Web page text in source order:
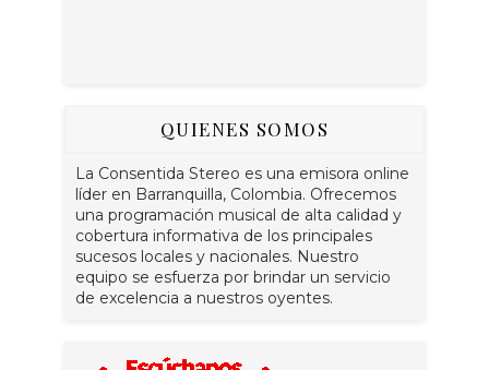
QUIENES SOMOS
La Consentida Stereo es una emisora online
líder en Barranquilla, Colombia. Ofrecemos
una programación musical de alta calidad y
cobertura informativa de los principales
sucesos locales y nacionales. Nuestro
equipo se esfuerza por brindar un servicio
de excelencia a nuestros oyentes.